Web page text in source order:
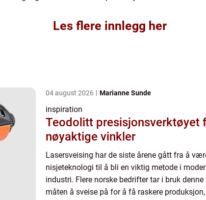
Les flere innlegg her
04 august 2026 Marianne Sunde
inspiration
Teodolitt presisjonsverktøyet for
nøyaktige vinkler
Lasersveising har de siste årene gått fra å
nisjeteknologi til å bli en viktig metode i
industri. Flere norske bedrifter tar i bruk denne
måten å sveise på for å få raskere produksjon,